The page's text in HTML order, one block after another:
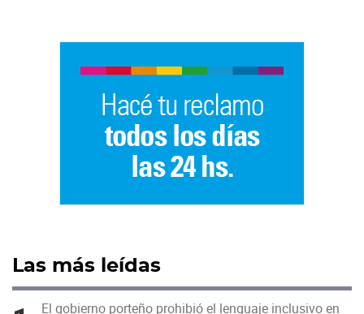
Las más leídas
El gobierno porteño prohibió el lenguaje inclusivo en